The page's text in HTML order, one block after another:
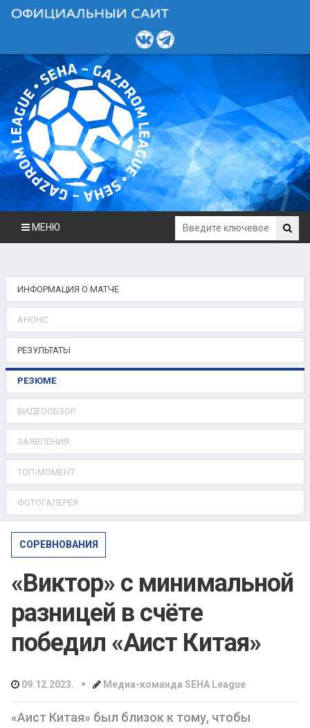
МЕНЮ
ИНФОРМАЦИЯ О МАТЧЕ
АНОНС
РЕЗУЛЬТАТЫ
РЕЗЮМЕ
ВИДЕООБЗОР
ЗАЯВЛЕНИЯ
ТОП-МОМЕНТ
ФОТОГАЛЕРЕЯ
СОРЕВНОВАНИЯ
«Виктор» с минимальной
разницей в счёте
победил «Аист Китая»
09.12.2023. • Медиа-команда SEHA League
«Аист Китая» был близок к тому, чтобы